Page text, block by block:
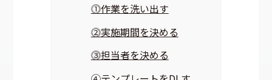
⓵作業を洗い出す
⓶実施期間を決める
⓷担当者を決める